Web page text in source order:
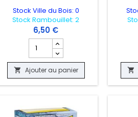
AND PETROL MATTE DUAL SLEEVES
DRAGON SHIELD - 63X88MM -
Stock Ville du Bois: 0
Stock Rambouillet: 2
6,50 €
Champ quantité du produit INNER
 Ajouter au panier 